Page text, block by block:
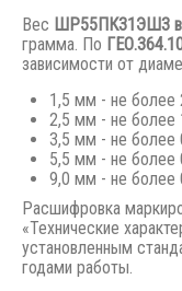
Вес ШР55ПК31ЭШ3
грамма. По
зависимости от
1,5 мм - не более
2,5 мм - не более
3,5 мм - не более
5,5 мм - не более
9,0 мм - не более
Расшифровка
«Технические
установленным
годами работы.